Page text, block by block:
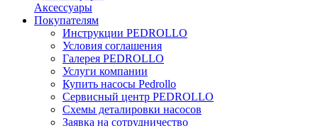
Аксессуары
Покупателям
Инструкции PEDROLLO
Условия соглашения
Галерея PEDROLLO
Услуги компании
Купить насосы Pedrollo
Сервисный центр PEDROLLO
Схемы деталировки насосов
Заявка на сотрудничество